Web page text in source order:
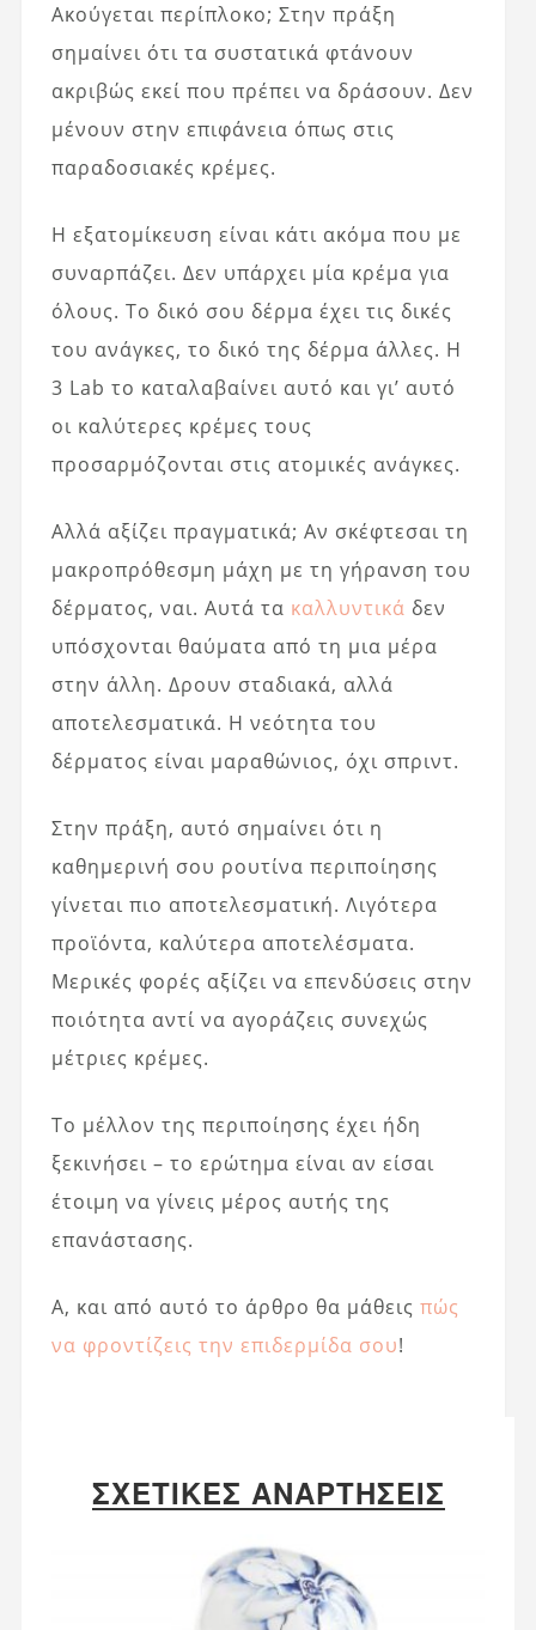
Ακούγεται περίπλοκο; Στην πράξη
σημαίνει ότι τα συστατικά φτάνουν
ακριβώς εκεί που πρέπει να δράσουν. Δεν
μένουν στην επιφάνεια όπως στις
παραδοσιακές κρέμες.
Η εξατομίκευση είναι κάτι ακόμα που με
συναρπάζει. Δεν υπάρχει μία κρέμα για
όλους. Το δικό σου δέρμα έχει τις δικές
του ανάγκες, το δικό της δέρμα άλλες. Η
3 Lab το καταλαβαίνει αυτό και γι’ αυτό
οι καλύτερες κρέμες τους
προσαρμόζονται στις ατομικές ανάγκες.
Αλλά αξίζει πραγματικά; Αν σκέφτεσαι τη
μακροπρόθεσμη μάχη με τη γήρανση του
δέρματος, ναι. Αυτά τα καλλυντικά δεν
υπόσχονται θαύματα από τη μια μέρα
στην άλλη. Δρουν σταδιακά, αλλά
αποτελεσματικά. Η νεότητα του
δέρματος είναι μαραθώνιος, όχι σπριντ.
Στην πράξη, αυτό σημαίνει ότι η
καθημερινή σου ρουτίνα περιποίησης
γίνεται πιο αποτελεσματική. Λιγότερα
προϊόντα, καλύτερα αποτελέσματα.
Μερικές φορές αξίζει να επενδύσεις στην
ποιότητα αντί να αγοράζεις συνεχώς
μέτριες κρέμες.
Το μέλλον της περιποίησης έχει ήδη
ξεκινήσει – το ερώτημα είναι αν είσαι
έτοιμη να γίνεις μέρος αυτής της
επανάστασης.
Α, και από αυτό το άρθρο θα μάθεις πώς
να φροντίζεις την επιδερμίδα σου!
ΣΧΕΤΙΚΈΣ ΑΝΑΡΤΉΣΕΙΣ